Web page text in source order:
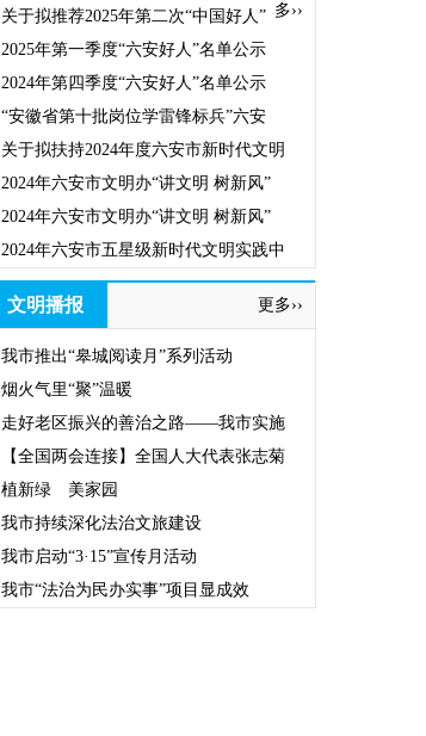
多››
关于拟推荐2025年第二次“中国好人”
2025年第一季度“六安好人”名单公示
2024年第四季度“六安好人”名单公示
“安徽省第十批岗位学雷锋标兵”六安
关于拟扶持2024年度六安市新时代文明
2024年六安市文明办“讲文明 树新风”
2024年六安市文明办“讲文明 树新风”
2024年六安市五星级新时代文明实践中
文明播报 更多››
我市推出“皋城阅读月”系列活动
烟火气里“聚”温暖
走好老区振兴的善治之路——我市实施
【全国两会连接】全国人大代表张志菊
植新绿 美家园
我市持续深化法治文旅建设
我市启动“3·15”宣传月活动
我市“法治为民办实事”项目显成效